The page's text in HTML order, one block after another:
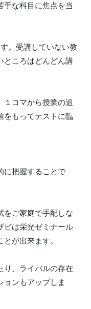
手な科目に焦点を当
。受講していない教
ところはどんどん講
１コマから授業の追
をもってテストに臨
に把握することで
をご家庭で手配しな
ビは栄光ゼミナール
が出来ます。
り、ライバルの存在
ョンもアップしま